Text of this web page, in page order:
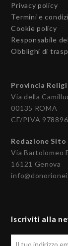
Privacy policy
Termini e
Cookie policy
Responsabile
Obblighi di
Provincia
Via della
00135 ROMA
CF/PIVA
Redazione
Via Bartolomeo
16121 Genova
Iscriviti alla